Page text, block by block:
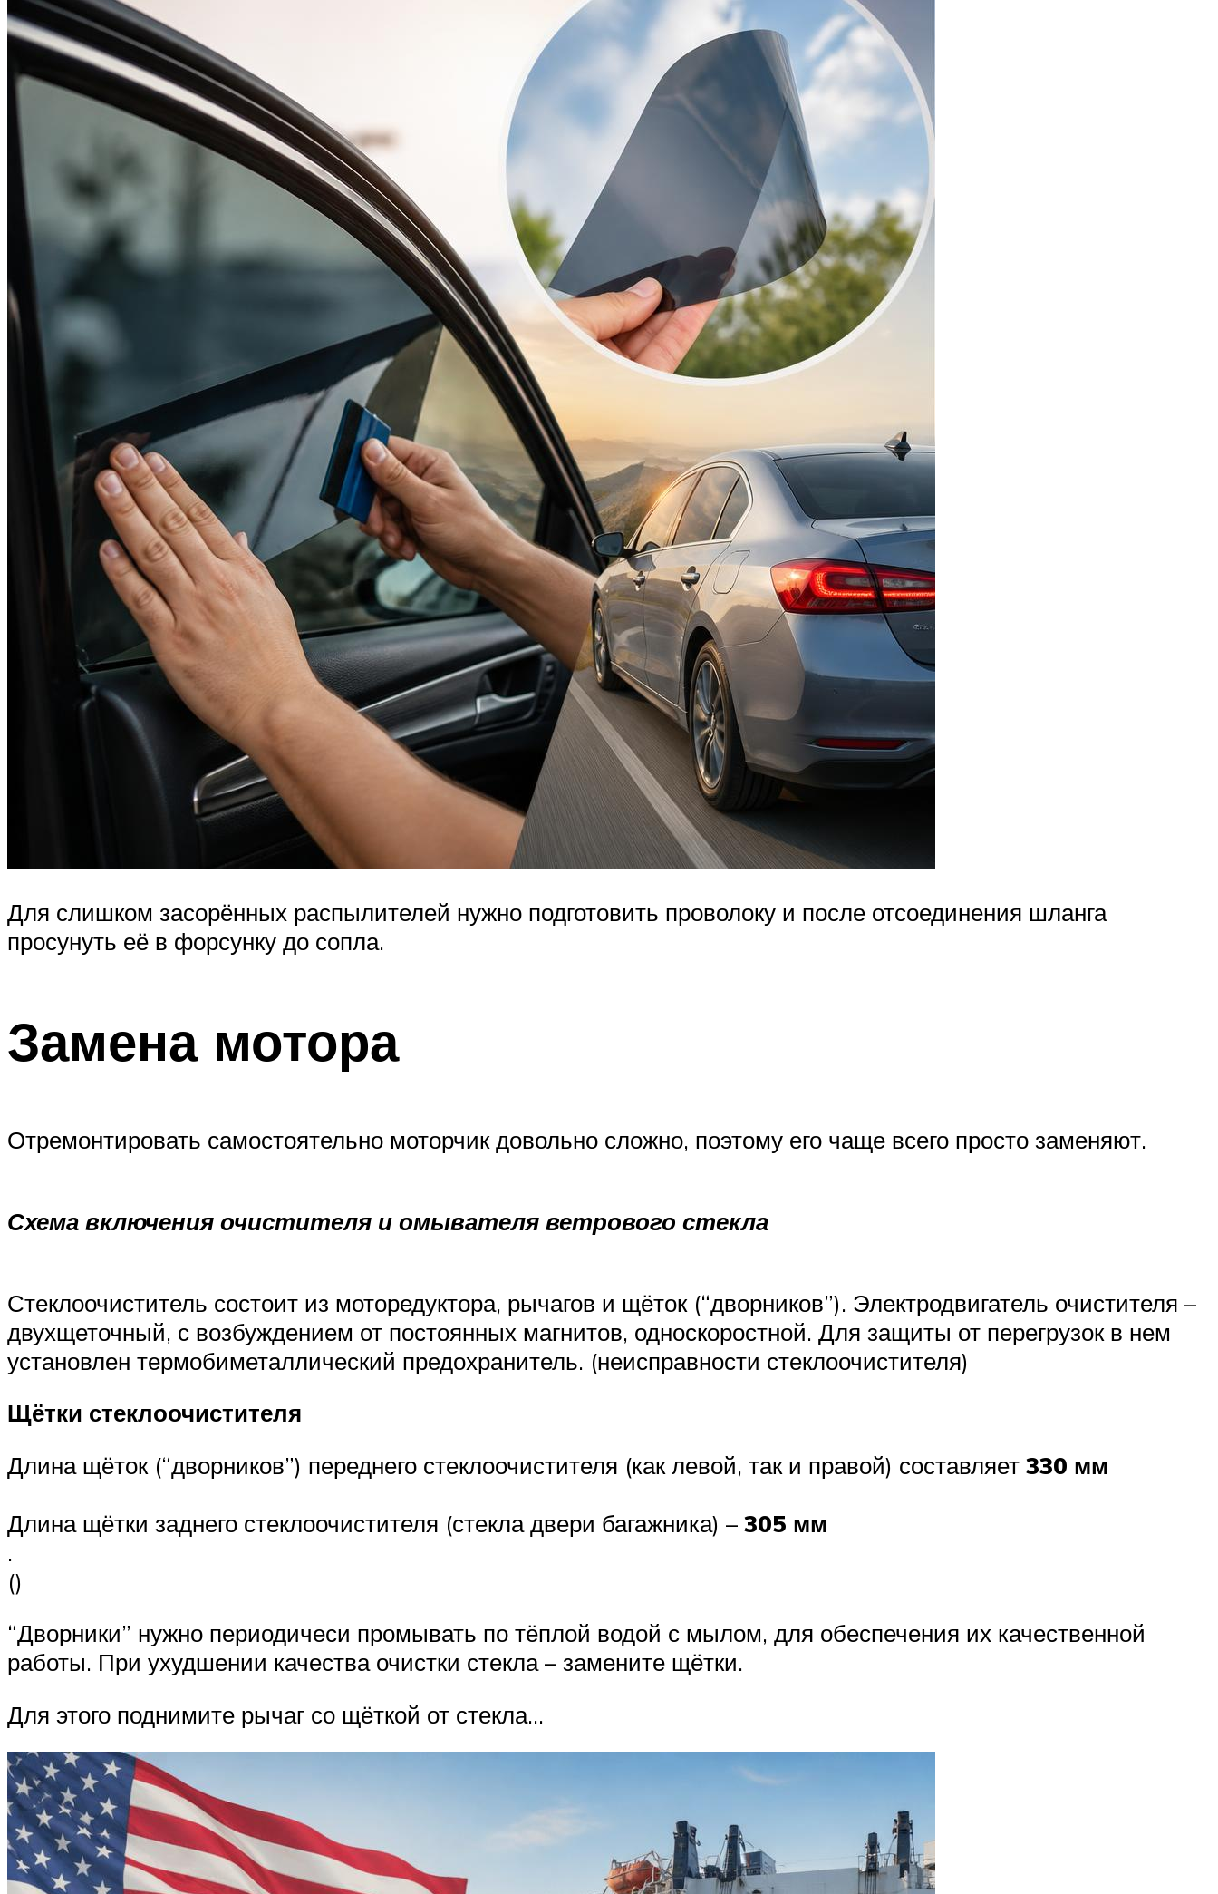
Для слишком засорённых распылителей нужно подготовить проволоку и после отсоединения шланга
просунуть её в форсунку до сопла.
Замена мотора
Отремонтировать самостоятельно моторчик довольно сложно, поэтому его чаще всего просто заменяют.
Схема включения очистителя и омывателя ветрового стекла
Стеклоочиститель состоит из моторедуктора, рычагов и щёток (“дворников”). Электродвигатель очистителя –
двухщеточный, с возбуждением от постоянных магнитов, односкоростной. Для защиты от перегрузок в нем
установлен термобиметаллический предохранитель. (неисправности стеклоочистителя)
Щётки стеклоочистителя
Длина щёток (“дворников”) переднего стеклоочистителя (как левой, так и правой) составляет 330 мм
Длина щётки заднего стеклоочистителя (стекла двери багажника) – 305 мм
.
()
“Дворники” нужно периодичеси промывать по тёплой водой с мылом, для обеспечения их качественной
работы. При ухудшении качества очистки стекла – замените щётки.
Для этого поднимите рычаг со щёткой от стекла…